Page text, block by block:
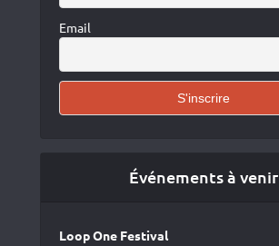
Email
Événements à venir
Loop One Festival